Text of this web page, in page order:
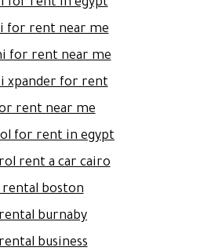
for rent in egypt
for rent near me
for rent near me\
xpander for rent
rent near me
for rent in egypt
rent a car cairo
boston
burnaby
business